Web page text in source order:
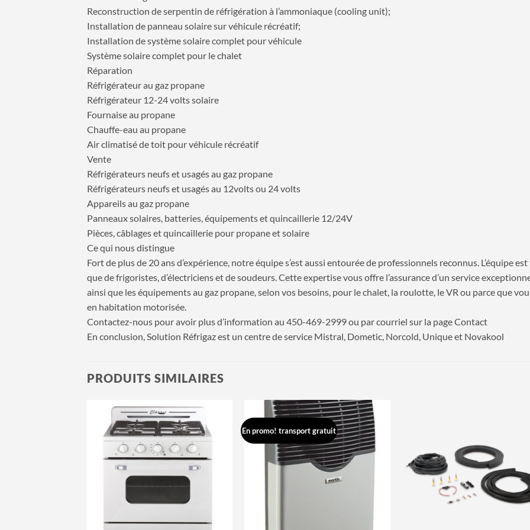
Reconstruction de serpentin de réfrigération à l’ammoniaque (cooling unit);
Installation de panneau solaire sur véhicule récréatif;
Installation de système solaire complet pour véhicule
Système solaire complet pour le chalet
Réparation
Réfrigérateur au gaz propane
Réfrigérateur 12-24 volts solaire
Fournaise au propane
Chauffe-eau au propane
Air climatisé de toit pour véhicule récréatif
Vente
Réfrigérateurs neufs et usagés au gaz propane
Réfrigérateurs neufs et usagés au 12volts ou 24 volts
Appareils au gaz propane
Panneaux solaires, batteries, équipements et quincaillerie 12/24V
Pièces, câblages et quincaillerie pour propane et solaire
Ce qui nous distingue
Fort de plus de 20 ans d’expérience, notre équipe s’est aussi entourée de professionnels reconnus. L’équipe
que de frigoristes, d’électriciens et de soudeurs. Cette expertise vous offre l’assurance d’un service
ainsi que les équipements au gaz propane, selon vos besoins, pour le chalet, la roulotte, le VR ou parce que
en habitation motorisée.
Contactez-nous pour avoir plus d’information au 450-469-2999 ou par courriel sur la page Contact
En conclusion, Solution Réfrigaz est un centre de service Mistral, Dometic, Norcold, Unique et Novakool
PRODUITS SIMILAIRES
Ajouter
à la
En promo! transport gratuit
Ajouter
à la
wishlist